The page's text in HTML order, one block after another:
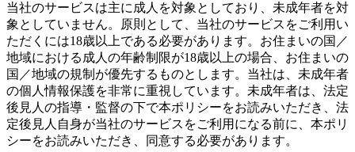
当社のサービスは主に成人を対象としており、未成年者を対
象としていません。原則として、当社のサービスをご利用い
ただくには18歳以上である必要があります。お住まいの国／
地域における成人の年齢制限が18歳以上の場合、お住まいの
国／地域の規制が優先するものとします。当社は、未成年者
の個人情報保護を非常に重視しています。未成年者は、法定
後見人の指導・監督の下で本ポリシーをお読みいただき、法
定後見人自身が当社のサービスをご利用になる前に、本ポリ
シーをお読みいただき、同意する必要があります。